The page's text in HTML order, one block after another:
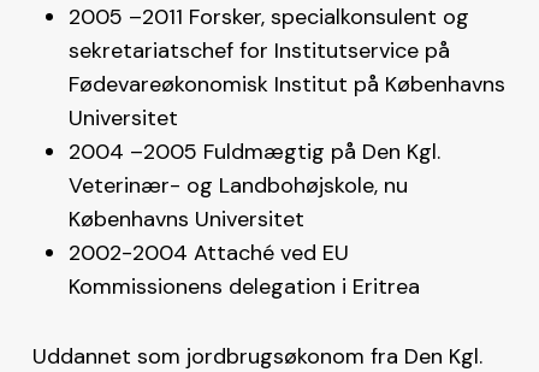
2005 –2011 Forsker, specialkonsulent og
sekretariatschef for Institutservice på
Fødevareøkonomisk Institut på Københavns
Universitet
2004 –2005 Fuldmægtig på Den Kgl.
Veterinær- og Landbohøjskole, nu
Københavns Universitet
2002-2004 Attaché ved EU
Kommissionens delegation i Eritrea
Uddannet som jordbrugsøkonom fra Den Kgl.